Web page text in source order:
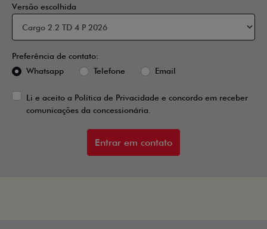
Versão escolhida
Preferência de contato:
Whatsapp
Telefone Email
Li e aceito a Política de Privacidade e concordo em receber
comunicações da concessionária.
Entrar em contato